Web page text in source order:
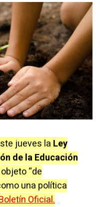
jueves la Ley
de la Educación
“de
una política
Oficial.